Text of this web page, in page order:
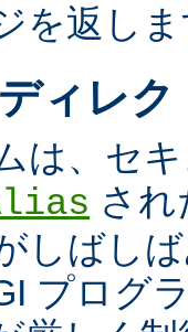
を返し
ィレク
は、セ
さ
しばし
プログ